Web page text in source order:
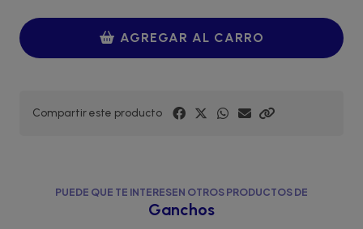
AGREGAR AL CARRO
Compartir este producto
PUEDE QUE TE INTERESEN OTROS PRODUCTOS DE
Ganchos